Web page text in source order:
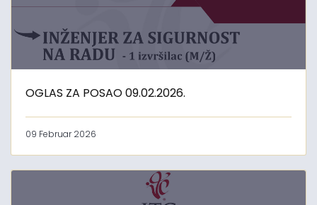
OGLAS ZA POSAO 09.02.2026.
09 Februar 2026